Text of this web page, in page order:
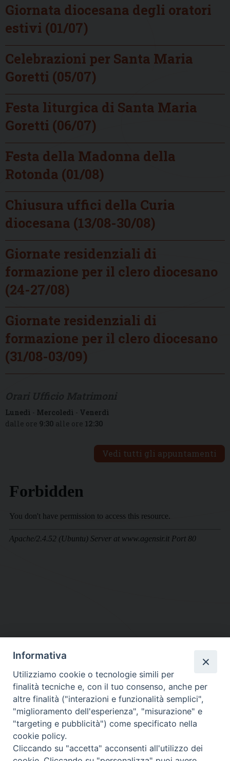
Giornata diocesana degli oratori
estivi (01/07)
Celebrazioni per Santa Maria
Goretti (05/07)
Festa liturgica di Santa Maria
Goretti (06/07)
Festa della Madonna della
Rotonda (01/08)
Chiusura uffici della Curia
diocesana (13/08-30/08)
Giornate residenziali di
formazione per il clero diocesano
(24-27/08)
Giornate residenziali di
formazione per il clero diocesano
(31/08-03/09)
Lunedì - Mercoledì - Venerdì
dalle ore 9:30 alle ore 12:30
Vedi tutti gli appuntamenti
DIOCESI SUBURBICARIA DI ALBANO
Contatti:Tel.: 06.93268401 - Fax.: 06.9323844
E-mail:curia@diocesidialbano.it
Orari: dal Lunedì al Venerdì Ore: 9:00 - 13:00
Lunedì, Mercoledì e Venerdì, Ore 9:30 - 12:30
Informativa
Utilizziamo cookie o tecnologie simili per
finalità tecniche e, con il tuo consenso, anche per
altre finalità ("interazioni e funzionalità semplici",
"miglioramento dell'esperienza", "misurazione" e
"targeting e pubblicità") come specificato nella
cookie policy.
Cliccando su "accetta" acconsenti all'utilizzo dei